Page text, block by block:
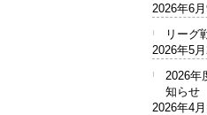
2026年6月
リーグ
2026年5月
2026年
知らせ
2026年4月